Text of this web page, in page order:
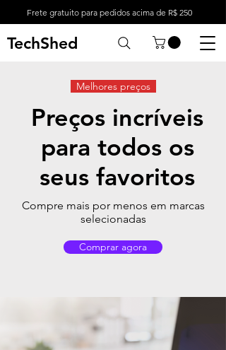
Frete gratuito para pedidos acima de R$ 250
TechShed
Melhores preços
Preços incríveis
para todos os
seus favoritos
Compre mais por menos em marcas
selecionadas
Comprar agora